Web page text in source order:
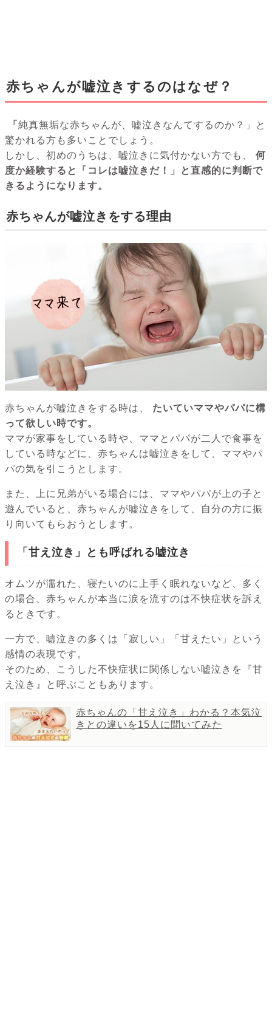
赤ちゃんが嘘泣きするのはなぜ？
「 純真無垢な赤ちゃんが、嘘泣きなんてするのか？」と
驚かれる方も多いことでしょう。
しかし、初めのうちは、嘘泣きに気付かない方でも、
何
度か経験すると「コレは嘘泣きだ！」と直感的に判断で
きるようになります。
赤ちゃんが嘘泣きをする理由
赤ちゃんが嘘泣きをする時は、
たいていママやパパに構
って欲しい時です。
ママが家事をしている時や、ママとパパが二人で食事を
している時などに、赤ちゃんは嘘泣きをして、ママやパ
パの気を引こうとします。
また、上に兄弟がいる場合には、ママやパパが上の子と
遊んでいると、赤ちゃんが嘘泣きをして、自分の方に振
り向いてもらおうとします。
「甘え泣き」とも呼ばれる嘘泣き
オムツが濡れた、寝たいのに上手く眠れないなど、多く
の場合、赤ちゃんが本当に涙を流すのは不快症状を訴え
るときです。
一方で、嘘泣きの多くは「寂しい」「甘えたい」という
感情の表現です。
そのため、こうした不快症状に関係しない嘘泣きを『甘
え泣き』と呼ぶこともあります。
赤ちゃんの「甘え泣き」わかる？本気泣
きとの違いを15人に聞いてみた